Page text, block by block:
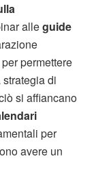
alleguide
permettere
di
si affiancano
per
avere un